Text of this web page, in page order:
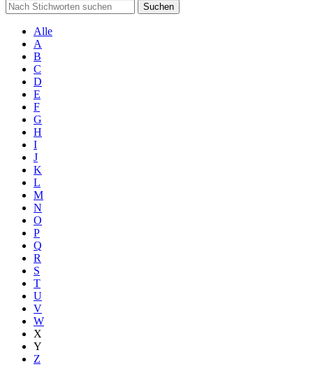
Suchen
Alle
A
B
C
D
E
F
G
H
I
J
K
L
M
N
O
P
Q
R
S
T
U
V
W
X
Y
Z